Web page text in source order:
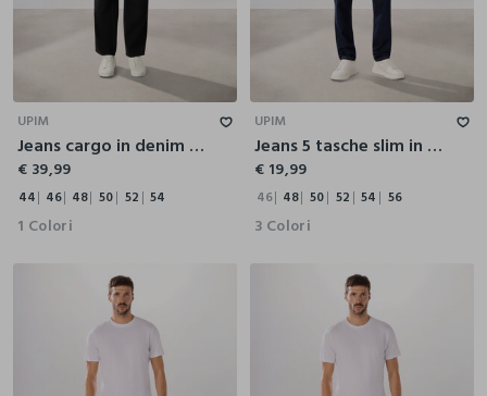
50 52 54
UPIM
Jeans cargo in denim di puro cotone uomo
€ 39,99
44 46 48 50 52 54
1 Colori
52
56
UPIM
Jeans 5 tasche slim in denim di cotone uomo
€ 19,99
46 48 50 52 54 56
3 Colori